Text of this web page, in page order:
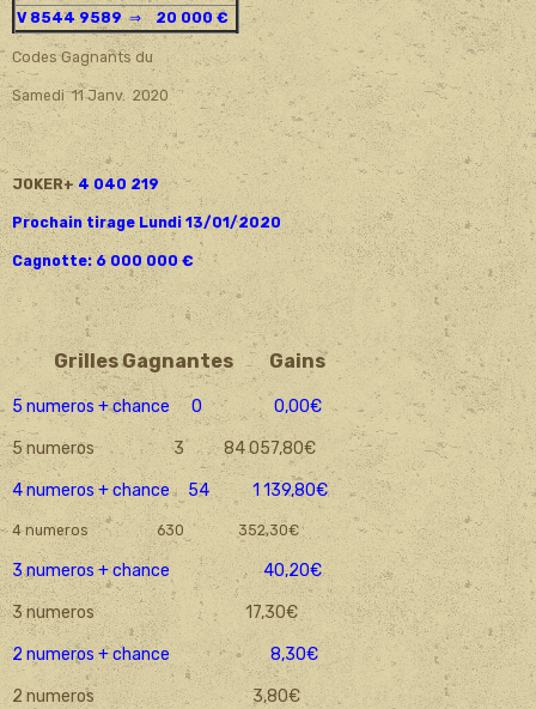
Codes Gagnants du
Samedi 11 Janv. 2020
V 8544 9589⇒20 000 €
JOKER+ 4 040 219
Prochain tirage Lundi 13/01/2020
Cagnotte: 6 000 000 €
Grilles GagnantesGains
5 numeros + chance 0 0,00€
5 numeros 3 84 057,80€
4 numeros + chance 54 1 139,80€
4 numeros 630 352,30€
3 numeros + chance 40,20€
3 numeros 17,30€
2 numeros + chance 8,30€
2 numeros 3,80€